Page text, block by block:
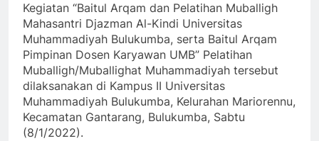
Kegiatan “Baitul Arqam dan Pelatihan Muballigh
Mahasantri Djazman Al-Kindi Universitas
Muhammadiyah Bulukumba, serta Baitul Arqam
Pimpinan Dosen Karyawan UMB” Pelatihan
Muballigh/Muballighat Muhammadiyah tersebut
dilaksanakan di Kampus II Universitas
Muhammadiyah Bulukumba, Kelurahan Mariorennu,
Kecamatan Gantarang, Bulukumba, Sabtu
(8/1/2022).